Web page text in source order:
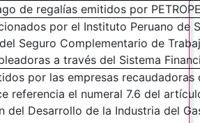
de regalías emitidos por
por el Instituto Peruano de
Seguro Complementario de
a través del Sistema
por las empresas recaudadoras
referencia el numeral 7.6 del
del Desarrollo de la Industria del